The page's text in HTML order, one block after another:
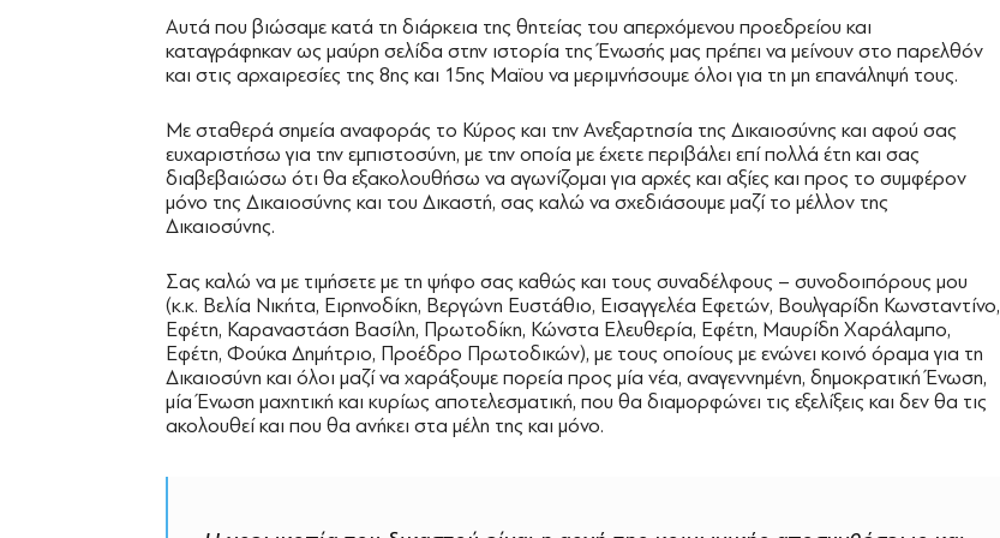
Αυτά που βιώσαμε κατά τη διάρκεια της θητείας του απερχόμενου προεδρείου και
καταγράφηκαν ως μαύρη σελίδα στην ιστορία της Ένωσής μας πρέπει να μείνουν στο παρελθόν
και στις αρχαιρεσίες της 8ης και 15ης Μαϊου να μεριμνήσουμε όλοι για τη μη επανάληψή τους.
Με σταθερά σημεία αναφοράς το Κύρος και την Ανεξαρτησία της Δικαιοσύνης και αφού σας
ευχαριστήσω για την εμπιστοσύνη, με την οποία με έχετε περιβάλει επί πολλά έτη και σας
διαβεβαιώσω ότι θα εξακολουθήσω να αγωνίζομαι για αρχές και αξίες και προς το συμφέρον
μόνο της Δικαιοσύνης και του Δικαστή, σας καλώ να σχεδιάσουμε μαζί το μέλλον της
Δικαιοσύνης.
Σας καλώ να με τιμήσετε με τη ψήφο σας καθώς και τους συναδέλφους – συνοδοιπόρους μου
(κ.κ. Βελία Νικήτα, Ειρηνοδίκη, Βεργώνη Ευστάθιο, Εισαγγελέα Εφετών, Βουλγαρίδη Κωνσταντίνο,
Εφέτη, Καραναστάση Βασίλη, Πρωτοδίκη, Κώνστα Ελευθερία, Εφέτη, Μαυρίδη Χαράλαμπο,
Εφέτη, Φούκα Δημήτριο, Προέδρο Πρωτοδικών), με τους οποίους με ενώνει κοινό όραμα για τη
Δικαιοσύνη και όλοι μαζί να χαράξουμε πορεία προς μία νέα, αναγεννημένη, δημοκρατική Ένωση,
μία Ένωση μαχητική και κυρίως αποτελεσματική, που θα διαμορφώνει τις εξελίξεις και δεν θα τις
ακολουθεί και που θα ανήκει στα μέλη της και μόνο.